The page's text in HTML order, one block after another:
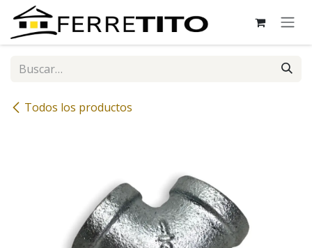
Ir al contenido
Todos los productos